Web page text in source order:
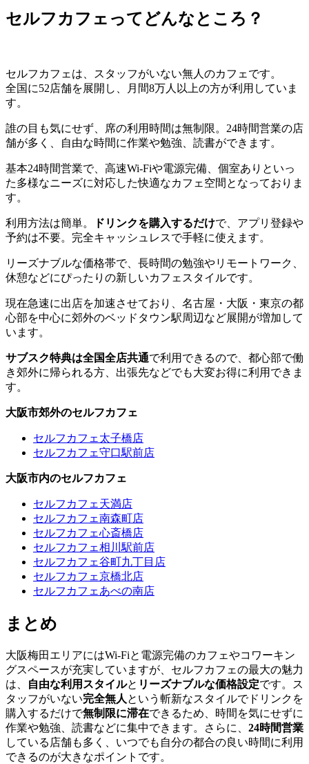
セルフカフェってどんなところ？
セルフカフェは、スタッフがいない無人のカフェです。
全国に52店舗を展開し、月間8万人以上の方が利用していま
す。
誰の目も気にせず、席の利用時間は無制限。24時間営業の店
舗が多く、自由な時間に作業や勉強、読書ができます。
基本24時間営業で、高速Wi-Fiや電源完備、個室ありといっ
た多様なニーズに対応した快適なカフェ空間となっておりま
す。
利用方法は簡単。 ドリンクを購入するだけで、アプリ登録や
予約は不要。完全キャッシュレスで手軽に使えます。
リーズナブルな価格帯で、長時間の勉強やリモートワーク、
休憩などにぴったりの新しいカフェスタイルです。
現在急速に出店を加速させており、名古屋・大阪・東京の都
心部を中心に郊外のベッドタウン駅周辺など展開が増加して
います。
サブスク特典は全国全店共通で利用できるので、都心部で働
き郊外に帰られる方、出張先などでも大変お得に利用できま
す。
大阪市郊外のセルフカフェ
セルフカフェ太子橋店
セルフカフェ守口駅前店
大阪市内のセルフカフェ
セルフカフェ天満店
セルフカフェ南森町店
セルフカフェ心斎橋店
セルフカフェ相川駅前店
セルフカフェ谷町九丁目店
セルフカフェ京橋北店
セルフカフェあべの南店
まとめ
大阪梅田エリアにはWi-Fiと電源完備のカフェやコワーキン
グスペースが充実していますが、セルフカフェの最大の魅力
は、
自由な利用スタイルと リーズナブルな価格設定です。ス
タッフがいない完全無人 という斬新なスタイルでドリンクを
購入するだけで無制限に滞在できるため、時間を気にせずに
作業や勉強、読書などに集中できます。さらに、 24時間営業
している店舗も多く、いつでも自分の都合の良い時間に利用
できるのが大きなポイントです。